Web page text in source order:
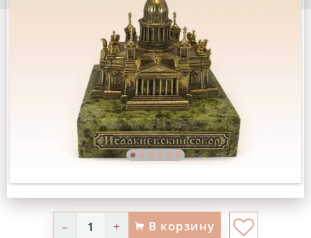
– + В корзину